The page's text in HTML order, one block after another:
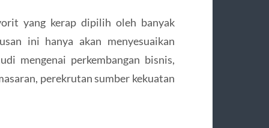
yang kerap dipilih oleh banyak
ini hanya akan menyesuaikan
mengenai perkembangan bisnis,
perekrutan sumber kekuatan